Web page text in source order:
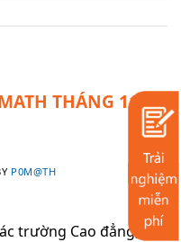
THÁNG 11 –
P0M@TH
trường Cao đẳng, Đại